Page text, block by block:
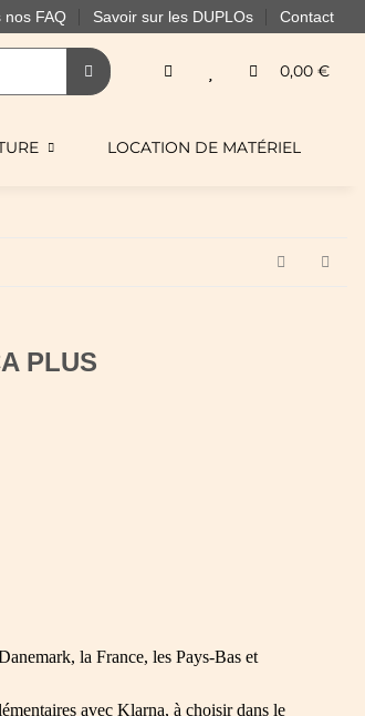
nos FAQ Savoir sur les DUPLOs Contact
0,00 €
LOCATION DE MATÉRIEL
PLUS
la France, les Pays-Bas et
avec Klarna, à choisir dans le